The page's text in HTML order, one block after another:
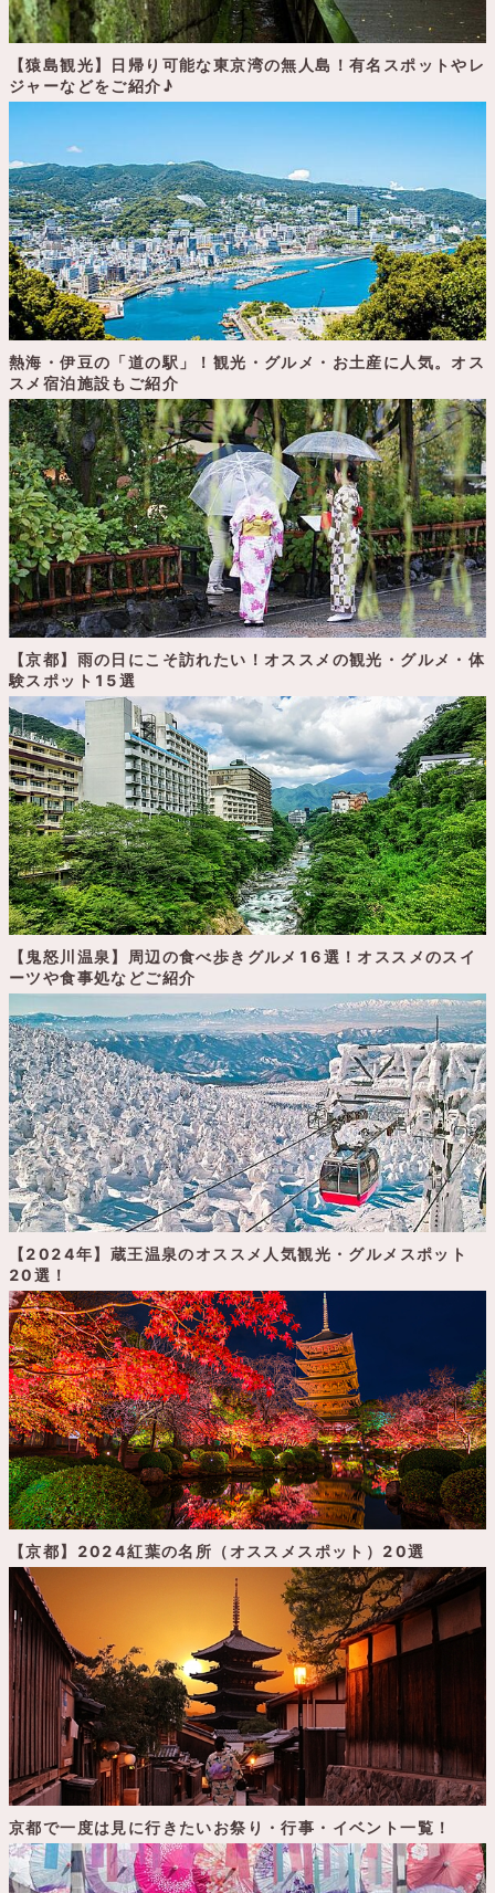
【猿島観光】日帰り可能な東京湾の無人島！有名スポットやレ
ジャーなどをご紹介♪
熱海・伊豆の「道の駅」！観光・グルメ・お土産に人気。オス
スメ宿泊施設もご紹介
【京都】雨の日にこそ訪れたい！オススメの観光・グルメ・体
験スポット15選
【鬼怒川温泉】周辺の食べ歩きグルメ16選！オススメのスイ
ーツや食事処などご紹介
【2024年】蔵王温泉のオススメ人気観光・グルメスポット
20選！
【京都】2024紅葉の名所（オススメスポット）20選
京都で一度は見に行きたいお祭り・行事・イベント一覧！